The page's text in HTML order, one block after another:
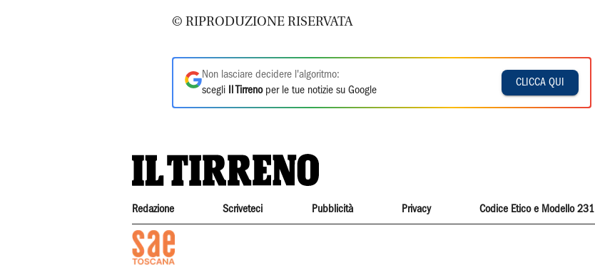
© RIPRODUZIONE RISERVATA
Non lasciare decidere l'algoritmo:
scegli
Il Tirrenoper le tue notizie su Google
CLICCA QUI
Redazione Scriveteci Pubblicità Privacy Codice Etico e Modello 231